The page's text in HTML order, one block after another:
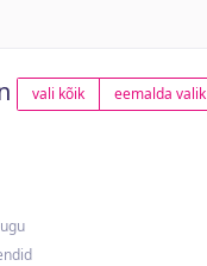
vali kõik eemalda valik